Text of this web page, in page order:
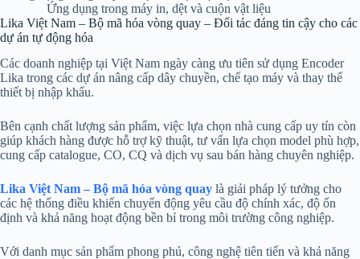
Ứng dụng trong máy in, dệt và cuộn vật liệu
Lika Việt Nam – Bộ mã hóa vòng quay – Đối tác đáng tin cậy cho các
dự án tự động hóa
Các doanh nghiệp tại Việt Nam ngày càng ưu tiên sử dụng Encoder
Lika trong các dự án nâng cấp dây chuyền, chế tạo máy và thay thế
thiết bị nhập khẩu.
Bên cạnh chất lượng sản phẩm, việc lựa chọn nhà cung cấp uy tín còn
giúp khách hàng được hỗ trợ kỹ thuật, tư vấn lựa chọn model phù hợp,
cung cấp catalogue, CO, CQ và dịch vụ sau bán hàng chuyên nghiệp.
Lika Việt Nam – Bộ mã hóa vòng quay là giải pháp lý tưởng cho
các hệ thống điều khiển chuyển động yêu cầu độ chính xác, độ ổn
định và khả năng hoạt động bền bỉ trong môi trường công nghiệp.
Với danh mục sản phẩm phong phú, công nghệ tiên tiến và khả năng